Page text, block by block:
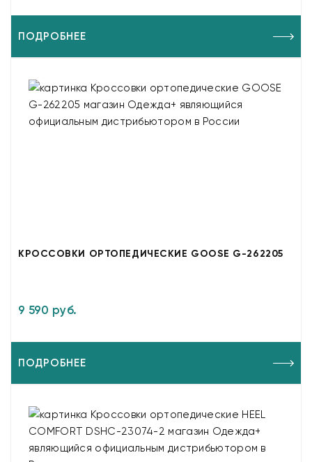
ПОДРОБНЕЕ
КРОССОВКИ ОРТОПЕДИЧЕСКИЕ GOOSE G-262205
9 590 руб.
ПОДРОБНЕЕ